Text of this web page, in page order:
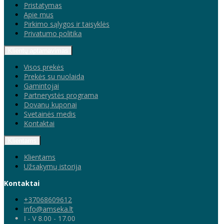
Pristatymas
Apie mus
Pirkimo sąlygos ir taisyklės
Privatumo politika
Visos prekės
Prekės su nuolaida
Gamintojai
Partnerystės programa
Dovanų kuponai
Svetainės medis
Kontaktai
Klientams
Užsakymų istorija
Kontaktai
+37068609612
info@amseka.lt
I - V 8.00 - 17.00